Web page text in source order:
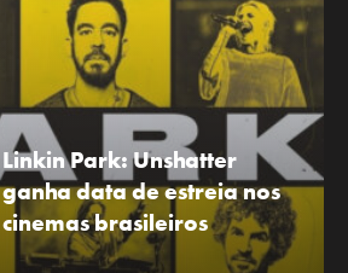
Linkin Park: Unshatter
ganha data de estreia nos
cinemas brasileiros